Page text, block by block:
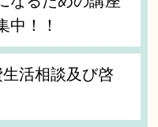
中！！
活相談及び啓